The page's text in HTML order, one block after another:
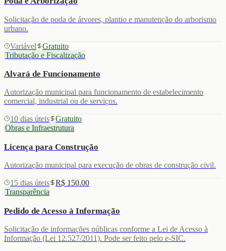
Solicitação de poda de árvores, plantio e manutenção do arborismo
urbano.
Variável
Gratuito
Tributação e Fiscalização
Alvará de Funcionamento
Autorização municipal para funcionamento de estabelecimento
comercial, industrial ou de serviços.
10 dias úteis
Gratuito
Obras e Infraestrutura
Licença para Construção
Autorização municipal para execução de obras de construção civil.
15 dias úteis
R$ 150.00
Transparência
Pedido de Acesso à Informação
Solicitação de informações públicas conforme a Lei de Acesso à
Informação (Lei 12.527/2011). Pode ser feito pelo e-SIC.